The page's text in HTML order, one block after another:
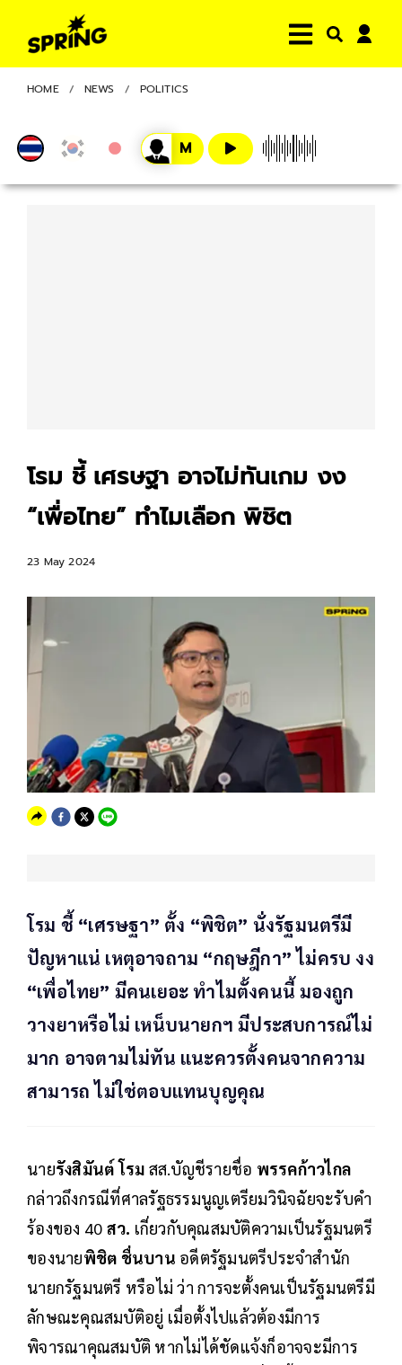
HOME NEWS POLITICS
โรม ชี้ เศรษฐา อาจไม่ทันเกม งง
“เพื่อไทย” ทำไมเลือก พิชิต
23 May 2024
โรม ชี้ “เศรษฐา” ตั้ง “พิชิต” นั่งรัฐมนตรีมี
ปัญหาแน่ เหตุอาจถาม “กฤษฎีกา” ไม่ครบ งง
“เพื่อไทย” มีคนเยอะ ทำไมตั้งคนนี้ มองถูก
วางยาหรือไม่ เหน็บนายกฯ มีประสบการณ์ไม่
มาก อาจตามไม่ทัน แนะควรตั้งคนจากความ
สามารถ ไม่ใช่ตอบแทนบุญคุณ
นายรังสิมันต์ โรม สส.บัญชีรายชื่อ พรรคก้าวไกล
กล่าวถึงกรณีที่ศาลรัฐธรรมนูญเตรียมวินิจฉัยจะรับคำ
ร้องของ 40 สว. เกี่ยวกับคุณสมบัติความเป็นรัฐมนตรี
ของนายพิชิต ชื่นบาน อดีตรัฐมนตรีประจำสำนัก
นายกรัฐมนตรี หรือไม่ ว่า การจะตั้งคนเป็นรัฐมนตรีมี
ลักษณะคุณสมบัติอยู่ เมื่อตั้งไปแล้วต้องมีการ
พิจารณาคุณสมบัติ หากไม่ได้ชัดแจ้งก็อาจจะมีการ